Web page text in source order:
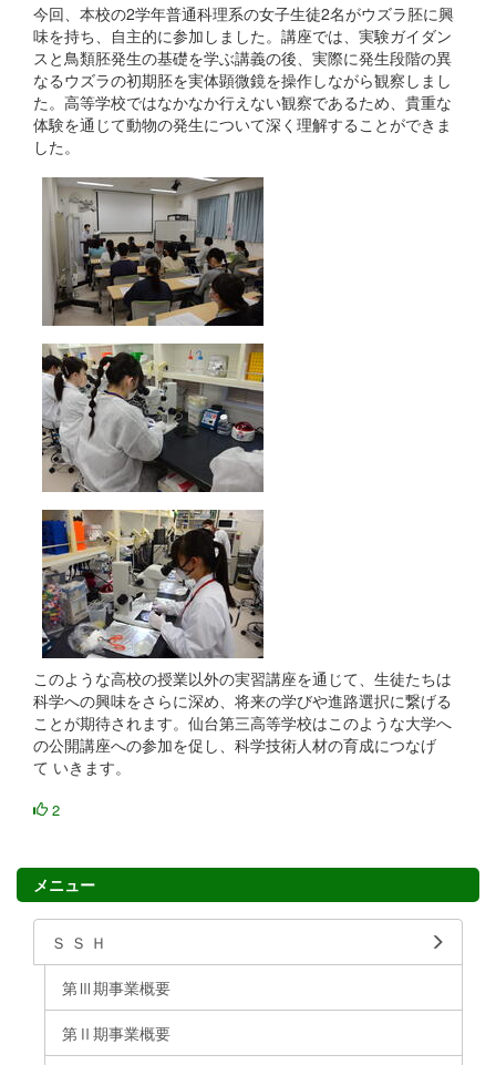
今回、本校の2学年普通科理系の女子生徒2名がウズラ胚に興
味を持ち、自主的に参加しました。講座では、実験ガイダン
スと鳥類胚発生の基礎を学ぶ講義の後、実際に発生段階の異
なるウズラの初期胚を実体顕微鏡を操作しながら観察しまし
た。高等学校ではなかなか行えない観察であるため、貴重な
体験を通じて動物の発生について深く理解することができま
した。
このような高校の授業以外の実習講座を通じて、生徒たちは
科学への興味をさらに深め、将来の学びや進路選択に繋げる
ことが期待されます。仙台第三高等学校はこのような大学へ
の公開講座への参加を促し、科学技術人材の育成につなげ
て いきます。
2
メニュー
Ｓ Ｓ Ｈ
第Ⅲ期事業概要
第Ⅱ期事業概要